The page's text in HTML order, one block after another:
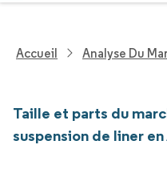
Accueil Analyse Du
Taille et parts du
suspension de liner